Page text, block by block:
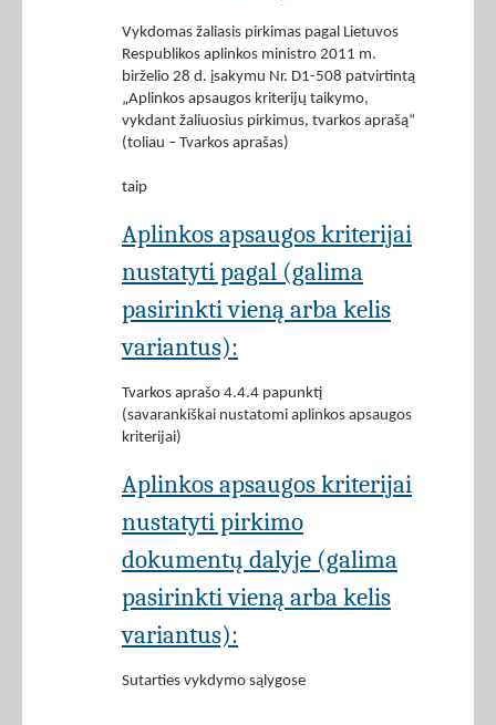
Vykdomas žaliasis pirkimas pagal Lietuvos
Respublikos aplinkos ministro 2011 m.
birželio 28 d. įsakymu Nr. D1-508 patvirtintą
„Aplinkos apsaugos kriterijų taikymo,
vykdant žaliuosius pirkimus, tvarkos aprašą“
(toliau – Tvarkos aprašas)
taip
Aplinkos apsaugos kriterijai
nustatyti pagal (galima
pasirinkti vieną arba kelis
variantus):
Tvarkos aprašo 4.4.4 papunktį
(savarankiškai nustatomi aplinkos apsaugos
kriterijai)
Aplinkos apsaugos kriterijai
nustatyti pirkimo
dokumentų dalyje (galima
pasirinkti vieną arba kelis
variantus):
Sutarties vykdymo sąlygose